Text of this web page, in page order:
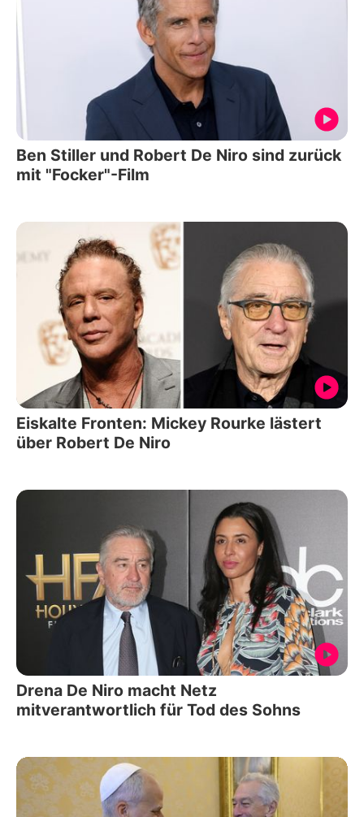
Ben Stiller und Robert De Niro sind zurück
mit "Focker"-Film
Eiskalte Fronten: Mickey Rourke lästert
über Robert De Niro
Drena De Niro macht Netz
mitverantwortlich für Tod des Sohns